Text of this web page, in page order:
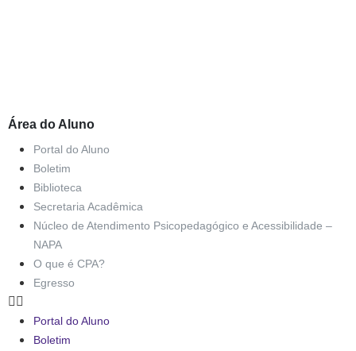
Área do Aluno
Portal do Aluno
Boletim
Biblioteca
Secretaria Acadêmica
Núcleo de Atendimento Psicopedagógico e Acessibilidade –
NAPA
O que é CPA?
Egresso
Portal do Aluno
Boletim